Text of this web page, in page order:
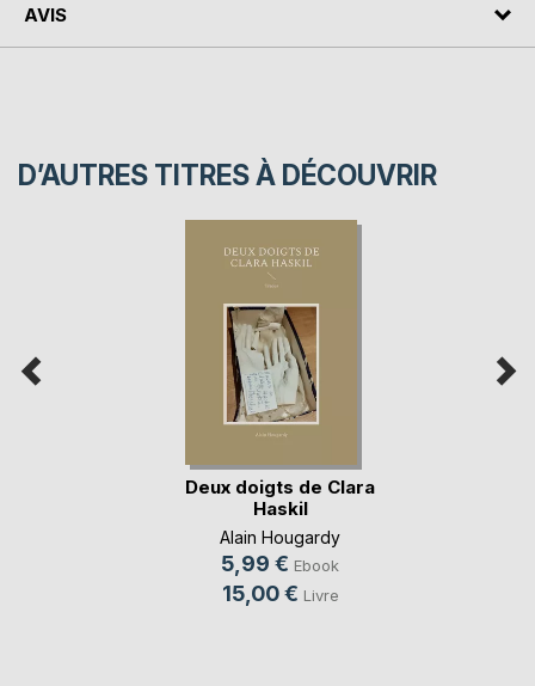
AVIS
D’AUTRES TITRES À DÉCOUVRIR
Deux doigts de Clara
Haskil
Alain Hougardy
5,99 € Ebook
15,00 € Livre